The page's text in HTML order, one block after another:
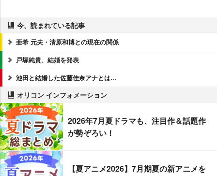
今、読まれている記事
亜希 元夫・清原和博との現在の関係
戸塚純貴、結婚を発表
池田と結婚した佐藤佳奈アナとは…
オリコン インフォメーション
2026年7月夏ドラマも、注目作＆話題作
が勢ぞろい！
【夏アニメ2026】7月期夏の新アニメを